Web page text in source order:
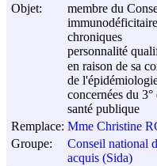
Objet:
membre du
chroniques
personnalité
en raison de sa
de
concernées du
santé publique
Remplace: Mme Christine
Groupe:
Conseil national
acquis (Sida)